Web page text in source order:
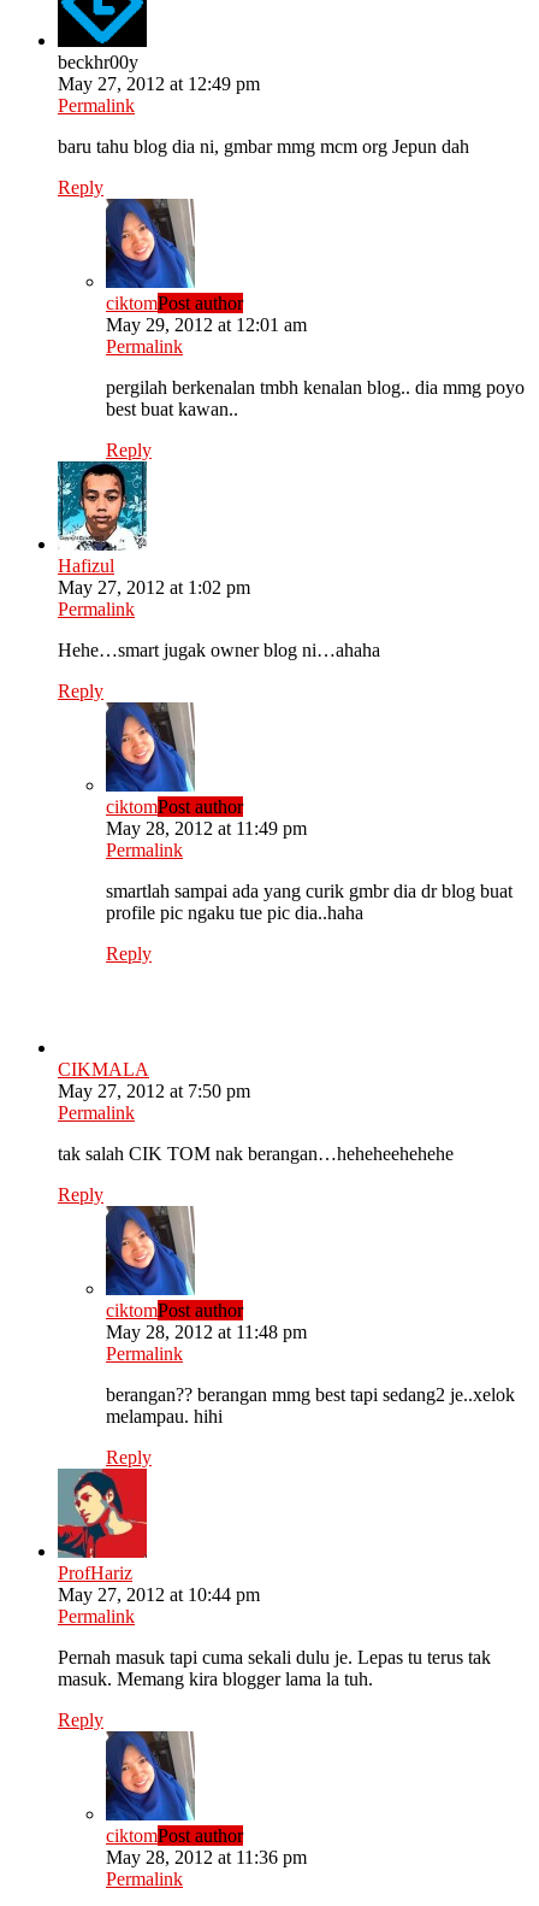
beckhr00y
May 27, 2012 at 12:49 pm
Permalink
baru tahu blog dia ni, gmbar mmg mcm org Jepun dah
Reply
ciktomPost author
May 29, 2012 at 12:01 am
Permalink
pergilah berkenalan tmbh kenalan blog.. dia mmg poyo
best buat kawan..
Reply
Hafizul
May 27, 2012 at 1:02 pm
Permalink
Hehe…smart jugak owner blog ni…ahaha
Reply
ciktomPost author
May 28, 2012 at 11:49 pm
Permalink
smartlah sampai ada yang curik gmbr dia dr blog buat
profile pic ngaku tue pic dia..haha
Reply
CIKMALA
May 27, 2012 at 7:50 pm
Permalink
tak salah CIK TOM nak berangan…heheheehehehe
Reply
ciktomPost author
May 28, 2012 at 11:48 pm
Permalink
berangan?? berangan mmg best tapi sedang2 je..xelok
melampau. hihi
Reply
ProfHariz
May 27, 2012 at 10:44 pm
Permalink
Pernah masuk tapi cuma sekali dulu je. Lepas tu terus tak
masuk. Memang kira blogger lama la tuh.
Reply
ciktomPost author
May 28, 2012 at 11:36 pm
Permalink